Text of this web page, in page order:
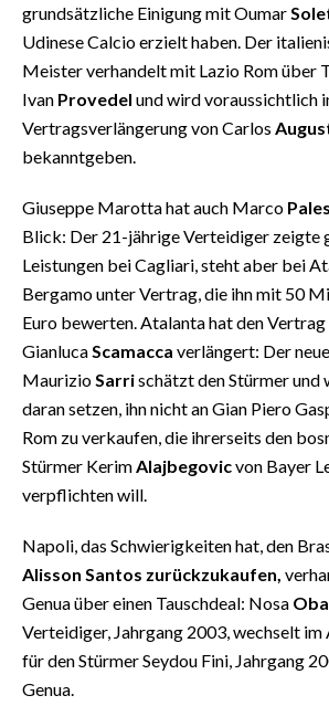
grundsätzliche Einigung mit Oumar
Udinese Calcio erzielt haben. Der
Meister verhandelt mit Lazio Rom über
Ivan Provedel und wird voraussichtlich
Vertragsverlängerung von Carlos
bekanntgeben.
Giuseppe Marotta hat auch Marco
Blick: Der 21-jährige Verteidiger zeigte
Leistungen bei Cagliari, steht aber bei
Bergamo unter Vertrag, die ihn mit 50
Euro bewerten. Atalanta hat den
Gianluca Scamacca verlängert: Der
Maurizio Sarrischätzt den Stürmer und
daran setzen, ihn nicht an Gian Piero
Rom zu verkaufen, die ihrerseits den
Stürmer Kerim Alajbegovicvon Bayer
verpflichten will.
Napoli, das Schwierigkeiten hat, den
Alisson Santos zurückzukaufen,
Genua über einen Tauschdeal: Nosa
Verteidiger, Jahrgang 2003, wechselt im
für den Stürmer Seydou Fini, Jahrgang
Genua.